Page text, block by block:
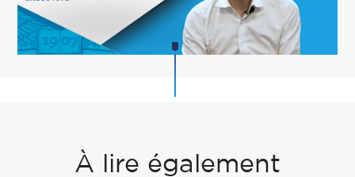
À lire également